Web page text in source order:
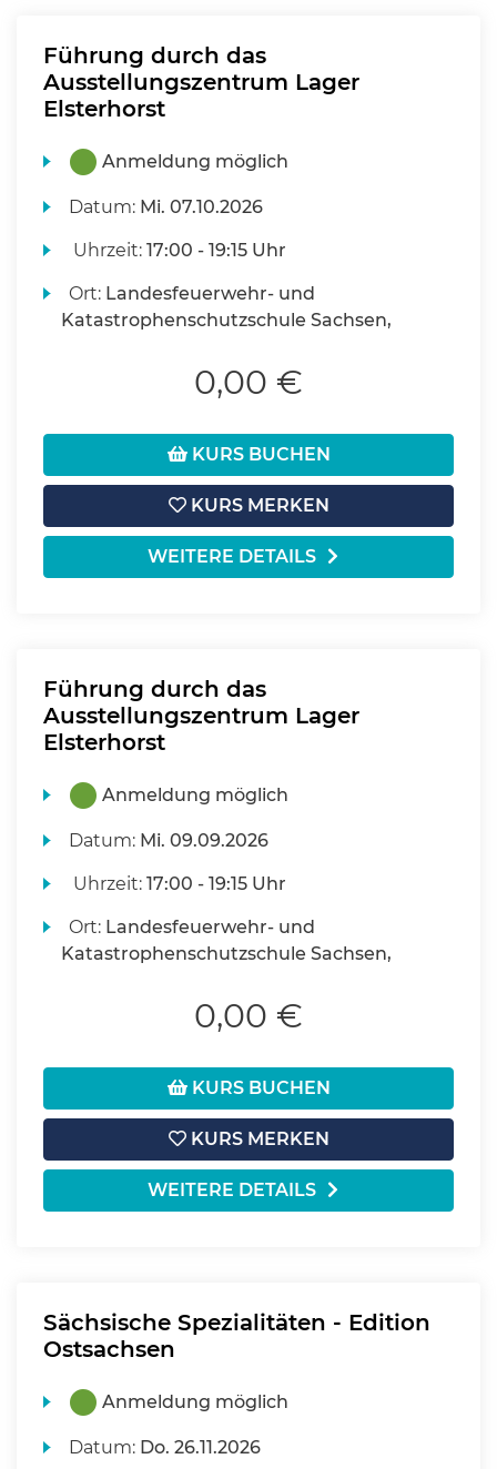
Führung durch das
Ausstellungszentrum Lager
Elsterhorst
Anmeldung möglich
Datum: Mi. 07.10.2026
Uhrzeit:17:00 - 19:15 Uhr
Ort: Landesfeuerwehr- und
Katastrophenschutzschule Sachsen,
0,00 €
KURS BUCHEN
KURS MERKEN
WEITERE DETAILS
Führung durch das
Ausstellungszentrum Lager
Elsterhorst
Anmeldung möglich
Datum: Mi. 09.09.2026
Uhrzeit:17:00 - 19:15 Uhr
Ort: Landesfeuerwehr- und
Katastrophenschutzschule Sachsen,
0,00 €
KURS BUCHEN
KURS MERKEN
WEITERE DETAILS
Sächsische Spezialitäten - Edition
Ostsachsen
Anmeldung möglich
Datum: Do. 26.11.2026